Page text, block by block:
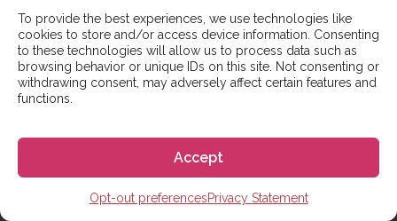
To provide the best experiences, we use technologies like
cookies to store and/or access device information. Consenting
to these technologies will allow us to process data such as
browsing behavior or unique IDs on this site. Not consenting or
withdrawing consent, may adversely affect certain features and
functions.
Accept
Opt-out preferencesPrivacy Statement
재단 프로그램 과 같은 특정 프로그램에 대한 정보를
찾고 계신다면 저희가 도와드리겠습니다. 유망한...